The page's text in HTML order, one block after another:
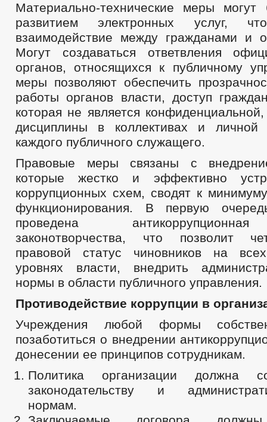
Материально-технические меры
развитием электронных услуг,
взаимодействие между гражданами и
Могут создаваться ответвления
органов, относящихся к публичному
меры позволяют обеспечить
работы органов власти, доступ
которая не является
дисциплины в коллективах и личной
каждого публичного служащего.
Правовые меры связаны с
которые жестко и эффективно
коррупционных схем, сводят к
функционирования. В первую
проведена
законотворчества, что позволит
правовой статус чиновников на
уровнях власти, внедрить
нормы в области публичного управления.
Противодействие коррупции в
Учреждения любой формы
позаботиться о внедрении
донесении ее принципов сотрудникам.
Политика организации должна
законодательству и
нормам.